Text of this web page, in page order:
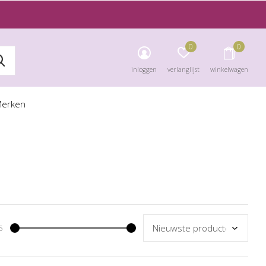
inloggen verlanglijst
0
winkelwagen
0